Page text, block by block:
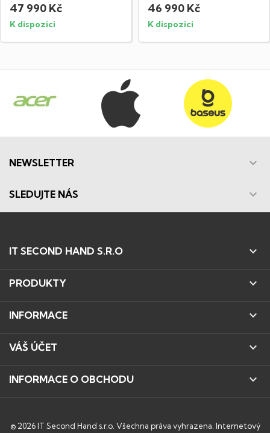
47 990 Kč
K dispozici
46 990 Kč
K dispozici
NEWSLETTER 
SLEDUJTE NÁS 
IT SECOND HAND S.R.O 
PRODUKTY 
INFORMACE 
VÁŠ ÚČET 
INFORMACE O OBCHODU 
© 2026 IT Second Hand s.r.o. Všechna práva vyhrazena. Internetový